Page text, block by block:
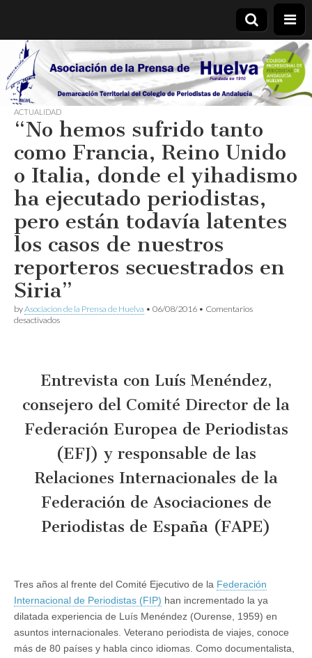
Asociación
de la
Prensa de
Huelva
ACTUALIDAD
“No hemos sufrido tanto
como Francia, Reino Unido
o Italia, donde el yihadismo
ha ejecutado periodistas,
pero están todavía latentes
los casos de nuestros
reporteros secuestrados en
Siria”
byAsociacion de la Prensa de Huelva • 06/08/2016 • Comentarios
desactivadosen
como
Francia,
Reino
Unido
Italia,
el
yihadismo
ha
ejecutado
periodistas,
pero
están
todavía
nuestros
reporteros
secuestrados
en
Siria”
Entrevista con Luís Menéndez,
consejero del Comité Director de la
Federación Europea de Periodistas
(EFJ) y responsable de las
Relaciones Internacionales de la
Federación de Asociaciones de
Periodistas de España (FAPE)
Tres años al frente del Comité Ejecutivo de la Federación
Internacional de Periodistas (FIP) han incrementado la ya
dilatada experiencia de Luís Menéndez (Ourense, 1959) en
asuntos internacionales. Veterano periodista de viajes, conoce
más de 80 países y habla cinco idiomas. Como documentalista,